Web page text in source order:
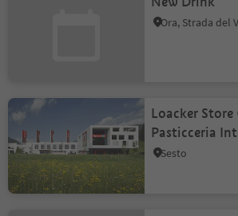
Ora, Strada del
Loacker
Pasticceria
Sesto